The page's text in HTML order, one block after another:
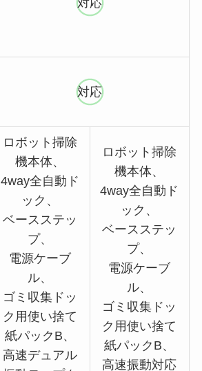
対応
対応
ロボット掃除
機本体、
4way全自動ド
ック、
ベースステッ
プ、
電源ケーブ
ル、
ゴミ収集ドッ
ク用使い捨て
紙パックB、
高速デュアル
ロボット掃除
機本体、
4way全自動ド
ック、
ベースステッ
プ、
電源ケーブ
ル、
ゴミ収集ドッ
ク用使い捨て
紙パックB、
高速振動対応